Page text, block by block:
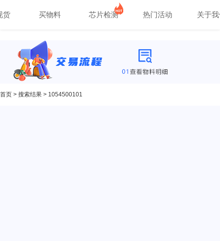
货 买物料 芯片检测 热门活动 关于
首页 > 搜索结果 > 1054500101